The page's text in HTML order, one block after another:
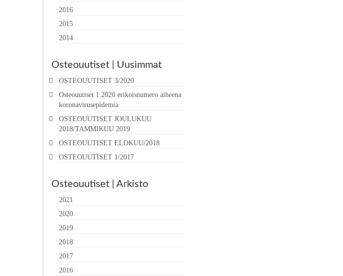
2016
2015
2014
Osteouutiset | Uusimmat
OSTEOUUTISET 3/2020
Osteouutiset 1.2020 erikoisnumero aiheena
koronavirusepidemia
OSTEOUUTISET JOULUKUU
2018/TAMMIKUU 2019
OSTEOUUTISET ELOKUU/2018
OSTEOUUTISET 1/2017
Osteouutiset | Arkisto
2021
2020
2019
2018
2017
2016